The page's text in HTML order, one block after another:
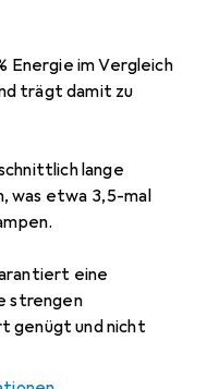
Energie im Vergleich
trägt damit zu
lange
was etwa 3,5-mal
eine
strengen
genügt und nicht